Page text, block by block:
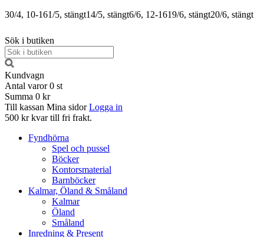
30/4, 10-161/5, stängt14/5, stängt6/6, 12-1619/6, stängt20/6, stängt
Sök i butiken
Kundvagn
Antal varor 0 st
Summa 0 kr
Till kassan Mina sidor Logga in
500 kr kvar till fri frakt.
Fyndhörna
Spel och pussel
Böcker
Kontorsmaterial
Barnböcker
Kalmar, Öland & Småland
Kalmar
Öland
Småland
Inredning & Present